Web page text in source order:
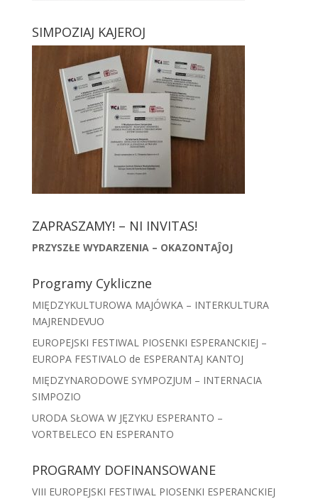
SIMPOZIAJ KAJEROJ
ZAPRASZAMY! – NI INVITAS!
PRZYSZŁE WYDARZENIA – OKAZONTAĴOJ
Programy Cykliczne
MIĘDZYKULTUROWA MAJÓWKA – INTERKULTURA
MAJRENDEVUO
EUROPEJSKI FESTIWAL PIOSENKI ESPERANCKIEJ –
EUROPA FESTIVALO de ESPERANTAJ KANTOJ
MIĘDZYNARODOWE SYMPOZJUM – INTERNACIA
SIMPOZIO
URODA SŁOWA W JĘZYKU ESPERANTO –
VORTBELECO EN ESPERANTO
PROGRAMY DOFINANSOWANE
VIII EUROPEJSKI FESTIWAL PIOSENKI ESPERANCKIEJ